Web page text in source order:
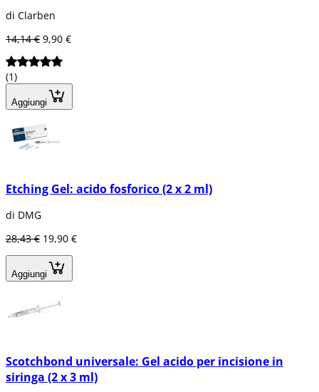
di Clarben
14,14 € 9,90 €
(1)
Aggiungi
Etching Gel: acido fosforico (2 x 2 ml)
di DMG
28,43 € 19,90 €
Aggiungi
Scotchbond universale: Gel acido per incisione in
siringa (2 x 3 ml)